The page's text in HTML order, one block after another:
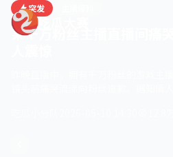
吃瓜大赛
突发
某千万粉丝主播直播间痛